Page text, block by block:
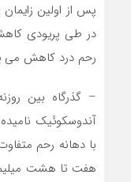
پس از اولین
در طی پریودی
رحم درد کاهش می
– گذرگاه بین
آندوسکوئیک
با دهانه رحم
هفت تا هشت